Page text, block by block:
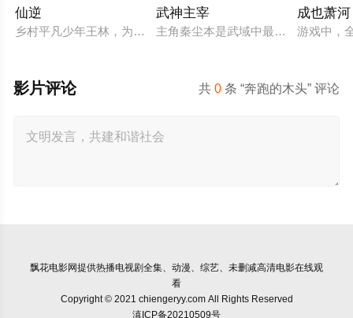
仙逆
乡村平凡少年王林，为了心中不屈的信念踏入仙门修行，克服
武神主宰
主角秦尘本是武域中最顶尖的天才强
成也萧河
游戏中，
共0 条 “奔跑的木头” 评论
影片评论
飘花电影网提供热播电视剧全集、动漫、综艺、未删减高清电影在线观
看
Copyright © 2021 chiengeryy.com All Rights Reserved
滇ICP备20210509号